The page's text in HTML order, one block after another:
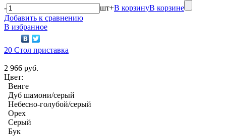
-
шт+В корзинуВ корзине
Добавить к сравнению
В избранное
20 Стол приставка
2 966 руб.
Цвет:
Венге
Дуб шамони/серый
Небесно-голубой/серый
Орех
Серый
Бук